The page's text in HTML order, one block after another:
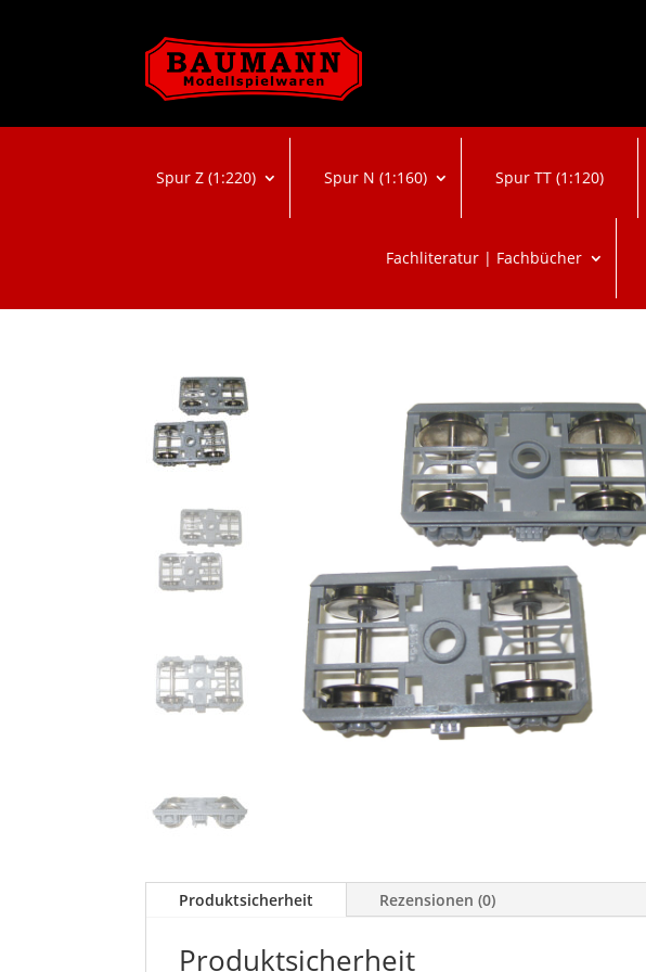
Spur Z (1:220) Spur N (1:160) Spur TT (1:120)
Fachliteratur | Fachbücher
Produktsicherheit Rezensionen (0)
Produktsicherheit